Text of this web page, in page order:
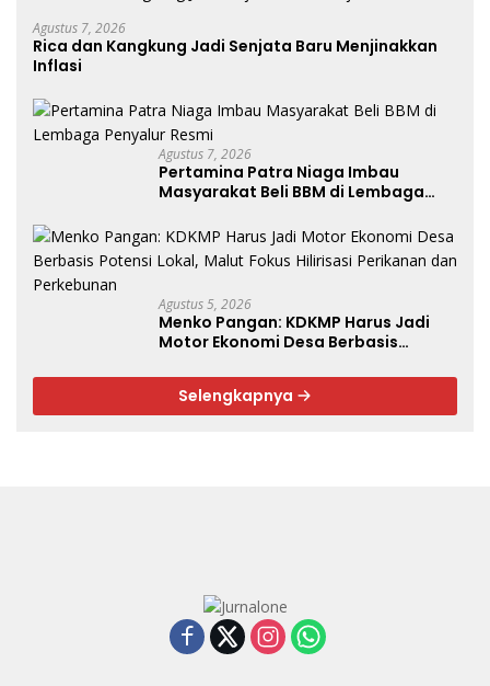
Agustus 7, 2026
Rica dan Kangkung Jadi Senjata Baru Menjinakkan
Inflasi
Agustus 7, 2026
Pertamina Patra Niaga Imbau
Masyarakat Beli BBM di Lembaga
Agustus 5, 2026
Menko Pangan: KDKMP Harus Jadi
Motor Ekonomi Desa Berbasis
Perikanan dan Perkebunan
Selengkapnya